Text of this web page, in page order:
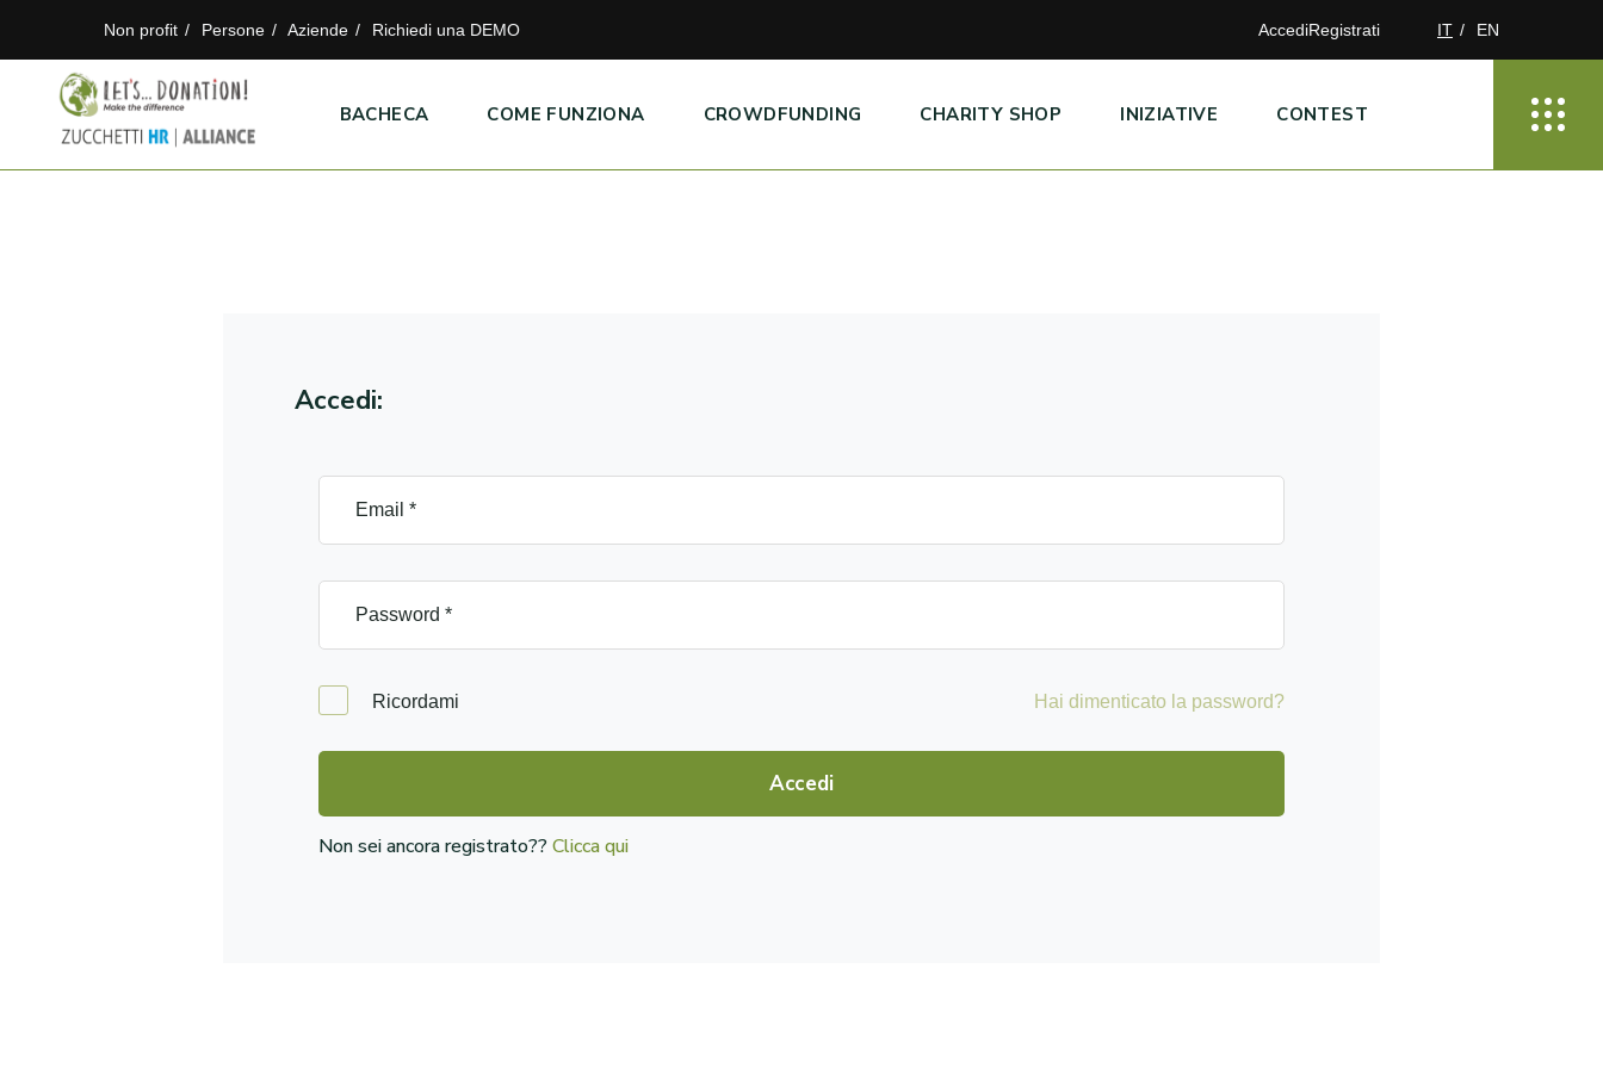
Non profit Persone Aziende Richiedi una DEMO AccediRegistrati IT EN
BACHECA COME FUNZIONA CROWDFUNDING CHARITY SHOP INIZIATIVE CONTEST
Accedi:
Ricordami Hai dimenticato la password?
Accedi
Non sei ancora registrato??Clicca qui